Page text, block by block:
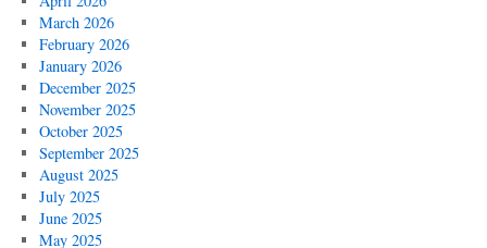
March 2026
February 2026
January 2026
December 2025
November 2025
October 2025
September 2025
August 2025
July 2025
June 2025
May 2025